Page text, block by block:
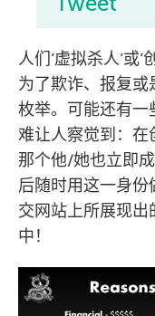
人们’虚拟杀人’或
为了欺诈、报复
枚举。可能还有一
难让人察觉到：在
那个他/她也立即
后随时用这一身
交网站上所展现
中！